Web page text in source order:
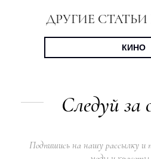
ДРУГИЕ
КИНО
Следуй за
Подпишись на нашу рассылку и